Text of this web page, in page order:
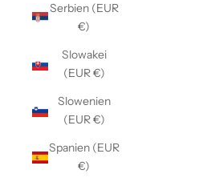
Serbien (EUR
€)
Slowakei
(EUR €)
Slowenien
(EUR €)
Spanien (EUR
€)